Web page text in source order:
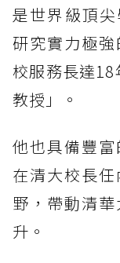
是世界級頂
研究實力極
校服務長達
教授」。
他也具備豐
在清大校長
野，帶動清
升。